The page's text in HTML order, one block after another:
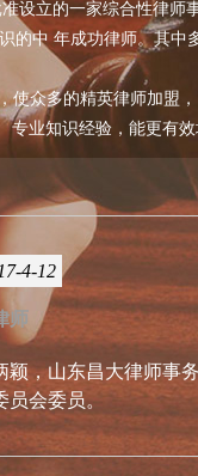
立的一家综合性律师
的中 年成功律师。其
众多的精英律师加盟
专业知识经验，能更有
4-12
师
颖，山东昌大律师事
员会委员。